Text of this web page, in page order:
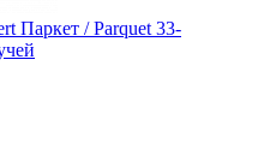
Паркет / Parquet 33-